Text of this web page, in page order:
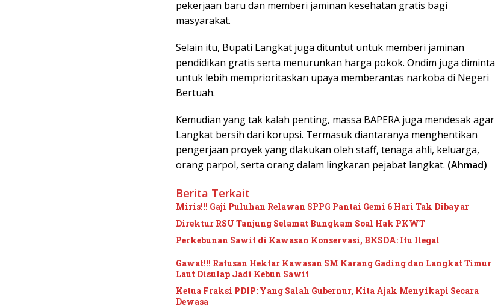
pekerjaan baru dan memberi jaminan kesehatan gratis bagi
masyarakat.
Selain itu, Bupati Langkat juga dituntut untuk memberi jaminan
pendidikan gratis serta menurunkan harga pokok. Ondim juga diminta
untuk lebih memprioritaskan upaya memberantas narkoba di Negeri
Bertuah.
Kemudian yang tak kalah penting, massa BAPERA juga mendesak agar
Langkat bersih dari korupsi. Termasuk diantaranya menghentikan
pengerjaan proyek yang dlakukan oleh staff, tenaga ahli, keluarga,
orang parpol, serta orang dalam lingkaran pejabat langkat. (Ahmad)
Berita Terkait
Miris!!! Gaji Puluhan Relawan SPPG Pantai Gemi 6 Hari Tak Dibayar
Direktur RSU Tanjung Selamat Bungkam Soal Hak PKWT
Perkebunan Sawit di Kawasan Konservasi, BKSDA: Itu Ilegal
Gawat!!! Ratusan Hektar Kawasan SM Karang Gading dan Langkat Timur
Laut Disulap Jadi Kebun Sawit
Ketua Fraksi PDIP: Yang Salah Gubernur, Kita Ajak Menyikapi Secara
Dewasa